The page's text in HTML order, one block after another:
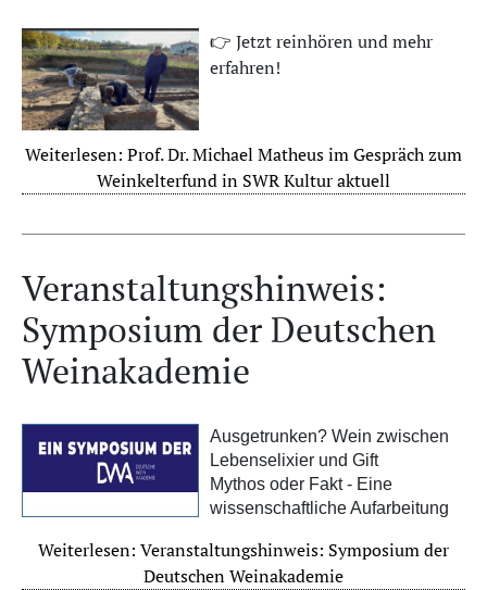
👉 Jetzt reinhören und mehr
erfahren!
Weiterlesen: Prof. Dr. Michael Matheus im Gespräch zum
Weinkelterfund in SWR Kultur aktuell
Veranstaltungshinweis:
Symposium der Deutschen
Weinakademie
Ausgetrunken? Wein zwischen
Lebenselixier und Gift
Mythos oder Fakt - Eine
wissenschaftliche Aufarbeitung
Weiterlesen: Veranstaltungshinweis: Symposium der
Deutschen Weinakademie